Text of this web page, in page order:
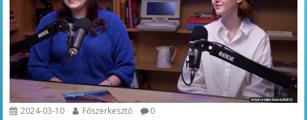
2024-03-10 Főszerkesztő 0